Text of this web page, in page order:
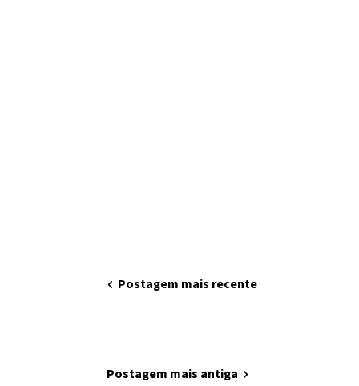
chevron_left Postagem mais recente
Postagem mais antiga chevron_right